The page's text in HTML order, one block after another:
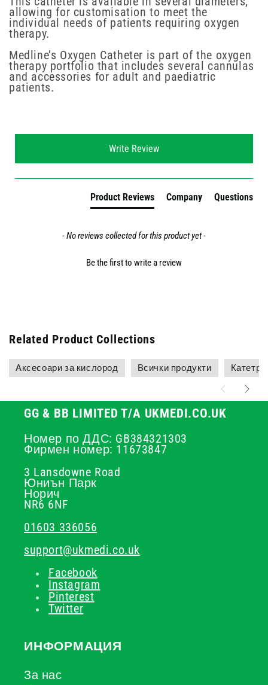
allowing for customisation to meet the
individual needs of patients requiring oxygen
therapy.
Medline’s Oxygen Catheter is part of the oxygen
therapy portfolio that includes several cannulas
and accessories for adult and paediatric
patients.
Write Review
Product Reviews Company Questions
- No reviews collected for this product yet -
Be the first to write a review
Related Product Collections
Аксесоари за кислород Всички продукти
GG & BB LIMITED T/A UKMEDI.CO.UK
Номер по ДДС: GB384321303
Фирмен номер: 11673847
3 Lansdowne Road
Юниън Парк
Норич
NR6 6NF
01603 336056
support@ukmedi.co.uk
Facebook
Instagram
Pinterest
Twitter
ИНФОРМАЦИЯ
За нас